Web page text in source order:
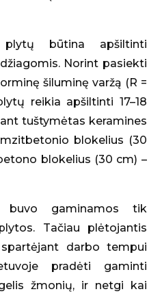
būtina apšiltinti
Norint pasiekti
šiluminę varžą (R =
reikia apšiltinti 17–18
tuštymėtas keramines
blokelius (30
blokelius (30 cm) –
buvo gaminamos tik
Tačiau plėtojantis
darbo tempui
pradėti gaminti
žmonių, ir netgi kai